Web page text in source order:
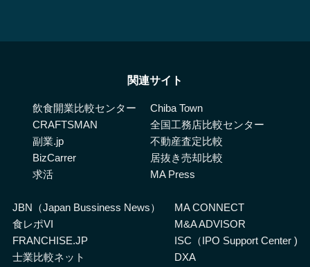
関連サイト
飲食開業比較センター
CRAFTSMAN
副業.jp
BizCarrer
求活
Chiba Town
全国工務店比較センター
不動産査定比較
居抜き売却比較
MA Press
JBN（Japan Bussiness News）
食レポVI
FRANCHISE.JP
士業比較ネット
MA CONNECT
M&A ADVISOR
ISC（IPO Support Center )
DXA